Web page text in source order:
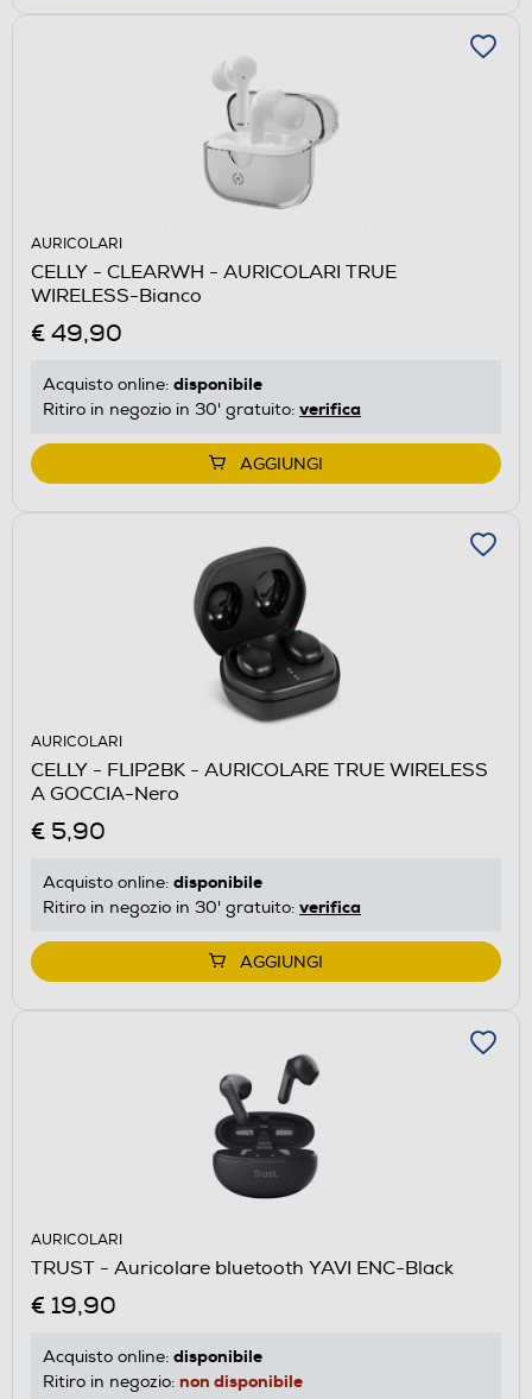
AURICOLARI
CELLY - CLEARWH - AURICOLARI TRUE
WIRELESS-Bianco
€ 49,90
Acquisto online: disponibile
Ritiro in negozio in 30' gratuito: verifica
AGGIUNGI
AURICOLARI
CELLY - FLIP2BK - AURICOLARE TRUE WIRELESS
A GOCCIA-Nero
€ 5,90
Acquisto online: disponibile
Ritiro in negozio in 30' gratuito: verifica
AGGIUNGI
AURICOLARI
TRUST - Auricolare bluetooth YAVI ENC-Black
€ 19,90
Acquisto online: disponibile
Ritiro in negozio: non disponibile